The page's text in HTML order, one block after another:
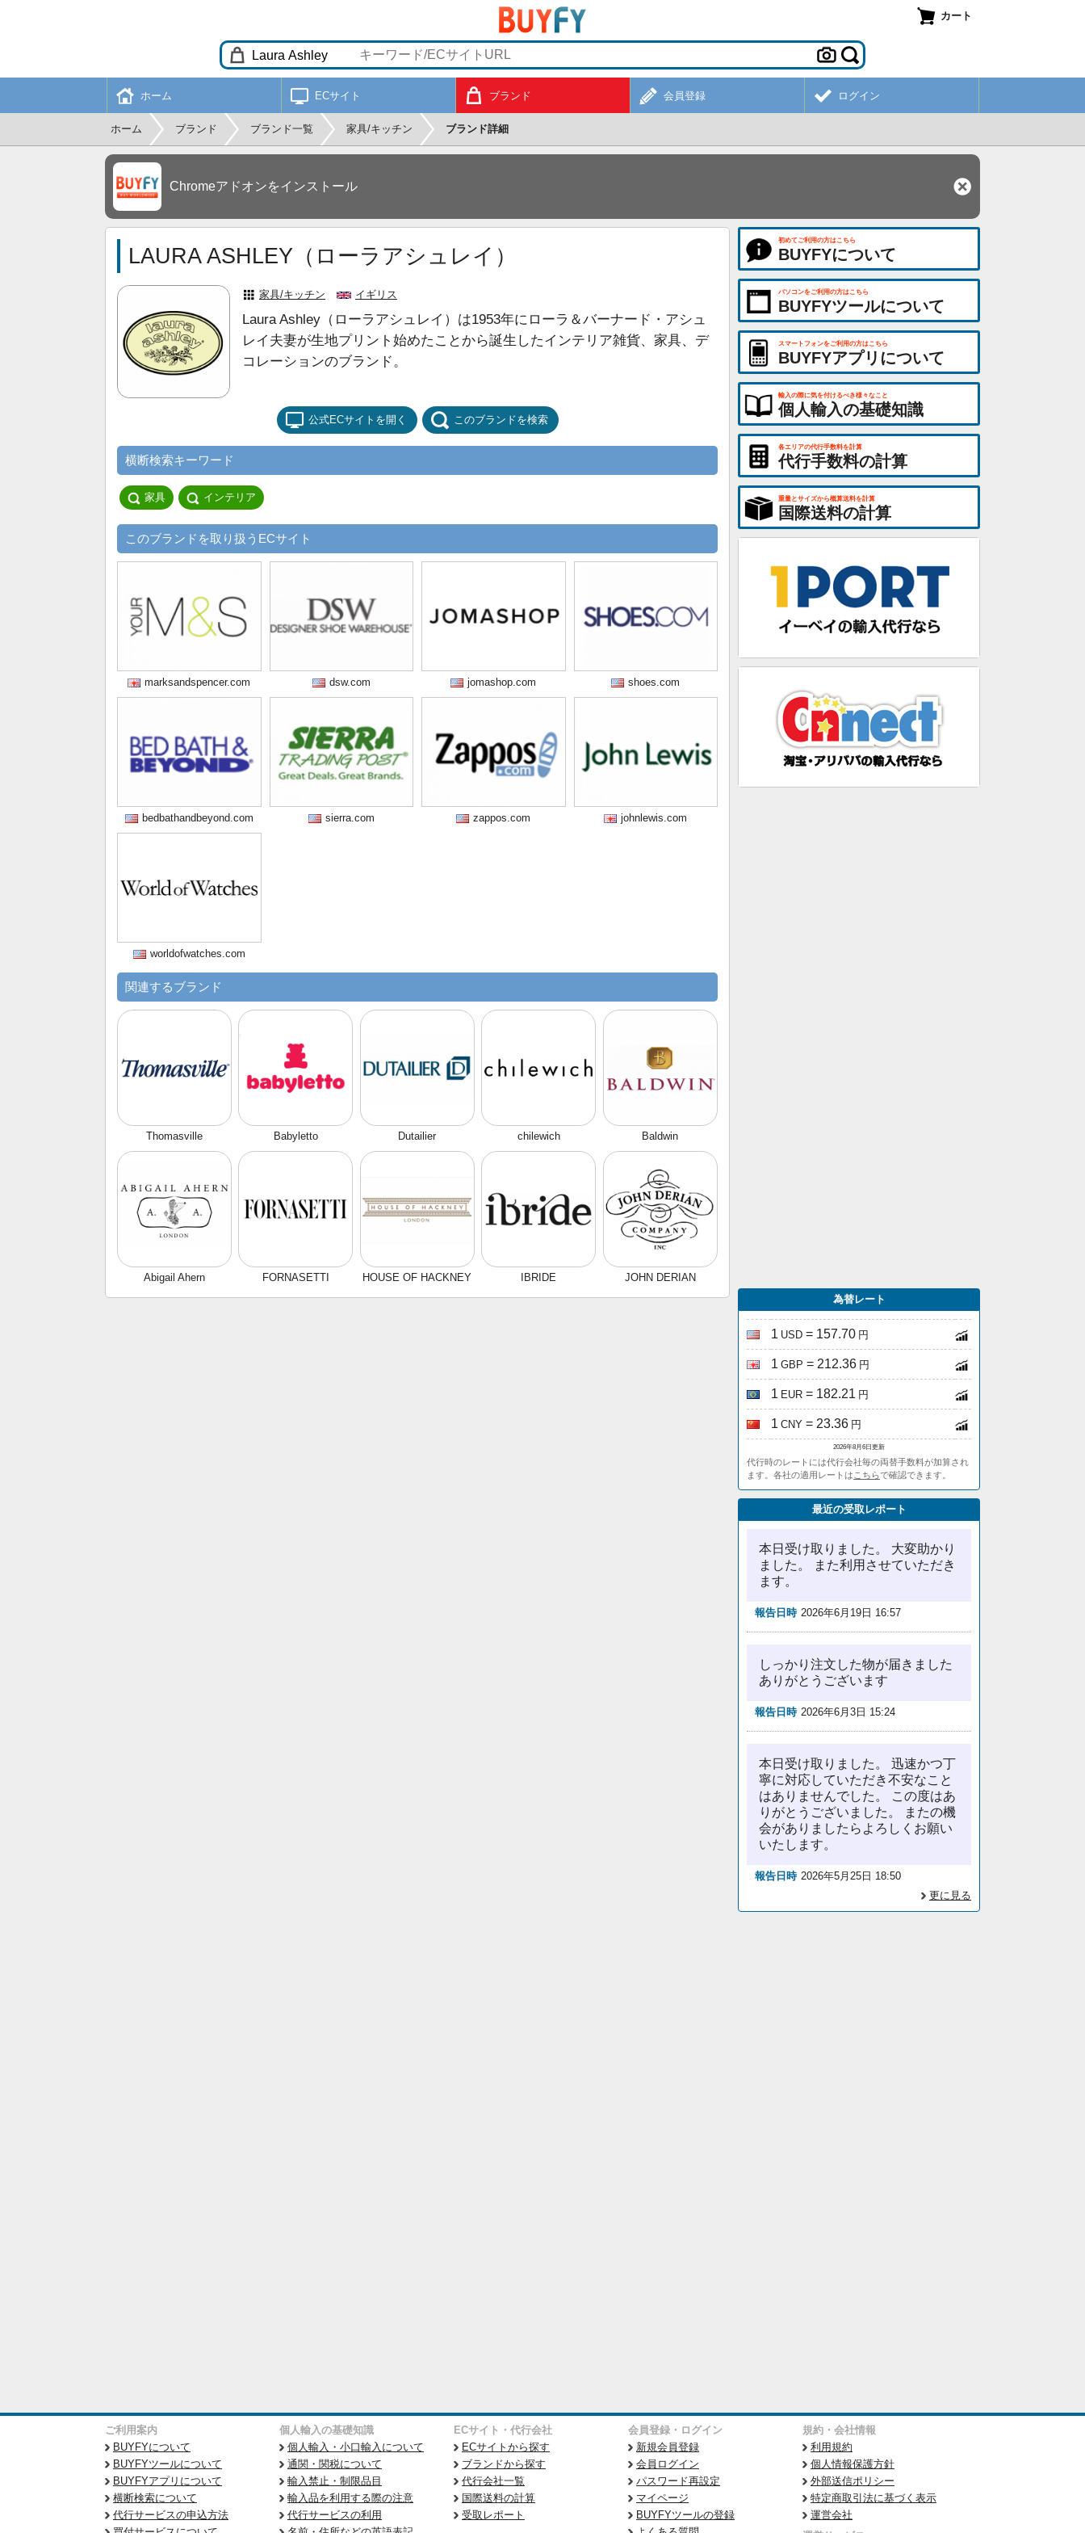
カート
ホーム ECサイト ブランド 会員登録 ログイン
ホーム ブランド ブランド一覧 家具/キッチン ブランド詳細
Chromeアドオンをインストール
LAURA ASHLEY（ローラアシュレイ）
家具/キッチン イギリス
Laura Ashley（ローラアシュレイ）は1953年にローラ＆バーナード・アシュ
レイ夫妻が生地プリント始めたことから誕生したインテリア雑貨、家具、デ
コレーションのブランド。
公式ECサイトを開く このブランドを検索
横断検索キーワード
家具 インテリア
このブランドを取り扱うECサイト
marksandspencer.com dsw.com jomashop.com shoes.com
bedbathandbeyond.com sierra.com zappos.com johnlewis.com
worldofwatches.com
関連するブランド
Thomasville Babyletto Dutailier chilewich Baldwin
Abigail Ahern FORNASETTI HOUSE OF HACKNEY IBRIDE JOHN DERIAN
初めてご利用の方はこちら
BUYFYについて
パソコンをご利用の方はこちら
BUYFYツールについて
スマートフォンをご利用の方はこちら
BUYFYアプリについて
輸入の際に気を付けるべき様々なこと
個人輸入の基礎知識
各エリアの代行手数料を計算
代行手数料の計算
重量とサイズから概算送料を計算
国際送料の計算
為替レート
1 USD = 157.70 円
1 GBP = 212.36 円
1 EUR = 182.21 円
1 CNY = 23.36 円
2026年8月6日更新
代行時のレートには代行会社毎の両替手数料が加算され
ます。各社の適用レートは こちらで確認できます。
最近の受取レポート
本日受け取りました。 大変助かり
ました。 また利用させていただき
ます。
報告日時 2026年6月19日 16:57
しっかり注文した物が届きました
ありがとうございます
報告日時 2026年6月3日 15:24
本日受け取りました。 迅速かつ丁
寧に対応していただき不安なこと
はありませんでした。 この度はあ
りがとうございました。 またの機
会がありましたらよろしくお願い
いたします。
報告日時 2026年5月25日 18:50
更に見る
ご利用案内
BUYFYについて
BUYFYツールについて
BUYFYアプリについて
横断検索について
代行サービスの申込方法
個人輸入の基礎知識
個人輸入・小口輸入について
通関・関税について
輸入禁止・制限品目
輸入品を利用する際の注意
代行サービスの利用
ECサイト・代行会社
ECサイトから探す
ブランドから探す
代行会社一覧
国際送料の計算
受取レポート
会員登録・ログイン
新規会員登録
会員ログイン
パスワード再設定
マイページ
BUYFYツールの登録
規約・会社情報
利用規約
個人情報保護方針
外部送信ポリシー
特定商取引法に基づく表示
運営会社